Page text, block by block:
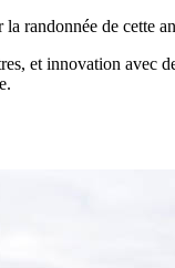
randonnée de cette
et innovation avec